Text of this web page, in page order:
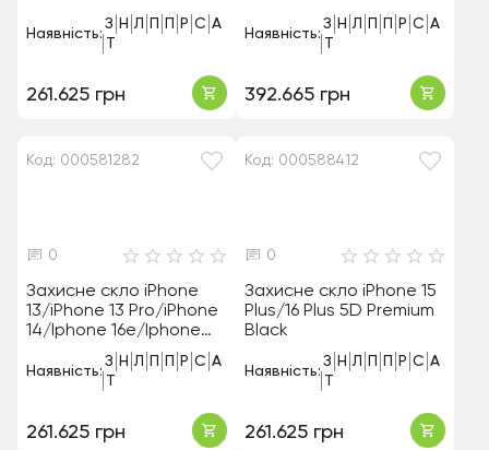
Наявність:
З Н Л П П Р С А
Т
261.625 грн
Наявність:
З Н Л П П Р С А
Т
392.665 грн
Код: 000581282
0
Захисне скло iPhone
13/iPhone 13 Pro/iPhone
14/Iphone 16e/Iphone
17e 5D Premium Black
Наявність:
З Н Л П П Р С А
Т
261.625 грн
Код: 000588412
0
Захисне скло iPhone 15
Plus/16 Plus 5D Premium
Black
Наявність:
З Н Л П П Р С А
Т
261.625 грн